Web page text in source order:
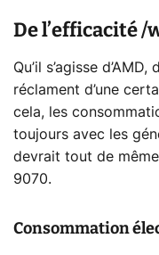
De l’efficacité /
Qu’il s’agisse
réclament d’une
cela, les
toujours avec les
devrait tout de
9070.
Consommation